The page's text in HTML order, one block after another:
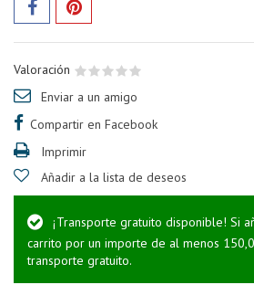
Valoración
Enviar a un amigo
Compartir en Facebook
Imprimir
Añadir a la lista de deseos
¡Transporte gratuito disponible! Si
carrito por un importe de al menos
transporte gratuito.